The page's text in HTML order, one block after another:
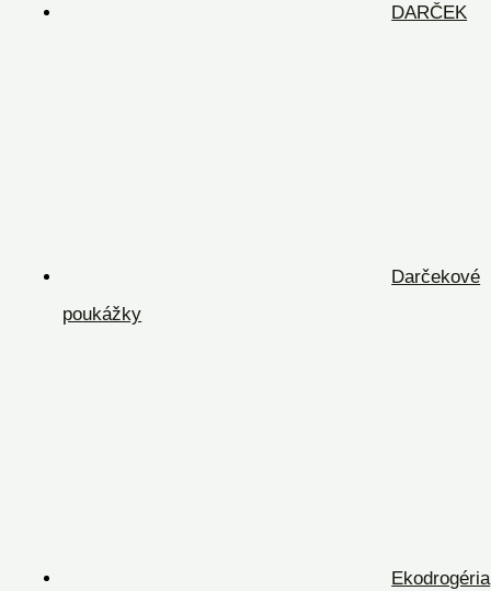
DARČEK
Darčekové
poukážky
Ekodrogéria